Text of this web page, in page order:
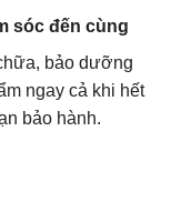
sóc đến cùng
bảo dưỡng
ngay cả khi hết
bảo hành.